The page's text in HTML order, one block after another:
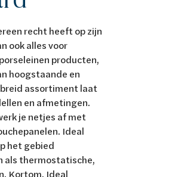
recht heeft op zijn
ook alles voor
producten,
hoogstaande en
assortiment laat
en afmetingen.
je netjes af met
Ideal
het gebied
als thermostatische,
Kortom, Ideal